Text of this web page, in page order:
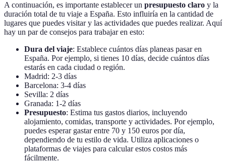
A continuación, es importante establecer un presupuesto claro y la
duración total de tu viaje a España. Esto influiría en la cantidad de
lugares que puedes visitar y las actividades que puedes realizar. Aquí
hay un par de consejos para trabajar en esto:
Dura del viaje: Establece cuántos días planeas pasar en
España. Por ejemplo, si tienes 10 días, decide cuántos días
estarás en cada ciudad o región.
Madrid: 2-3 días
Barcelona: 3-4 días
Sevilla: 2 días
Granada: 1-2 días
Presupuesto: Estima tus gastos diarios, incluyendo
alojamiento, comidas, transporte y actividades. Por ejemplo,
puedes esperar gastar entre 70 y 150 euros por día,
dependiendo de tu estilo de vida. Utiliza aplicaciones o
plataformas de viajes para calcular estos costos más
fácilmente.